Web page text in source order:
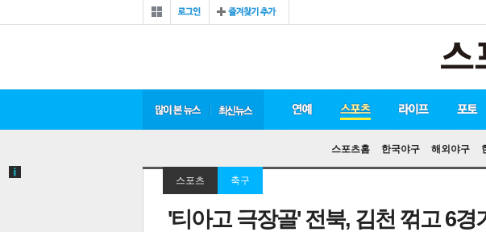
스포츠홈 한국야구 해외야구
스포츠 축구
'티아고 극장골' 전북, 김천 꺾고 6